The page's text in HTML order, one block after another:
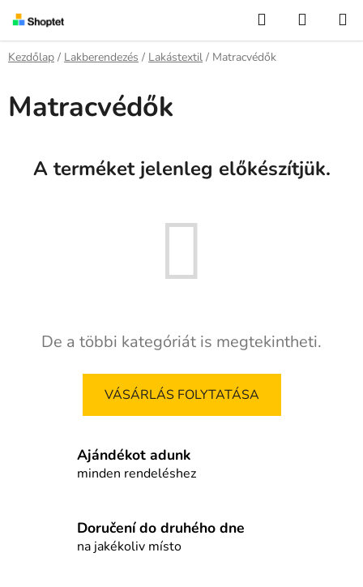
fő
tartalomhoz
KeresésKOSÁR
Kezdőlap / Lakberendezés / Lakástextil / Matracvédők
Matracvédők
A terméket jelenleg előkészítjük.
De a többi kategóriát is megtekintheti.
VÁSÁRLÁS FOLYTATÁSA
Ajándékot adunk
minden rendeléshez
Doručení do druhého dne
na jakékoliv místo